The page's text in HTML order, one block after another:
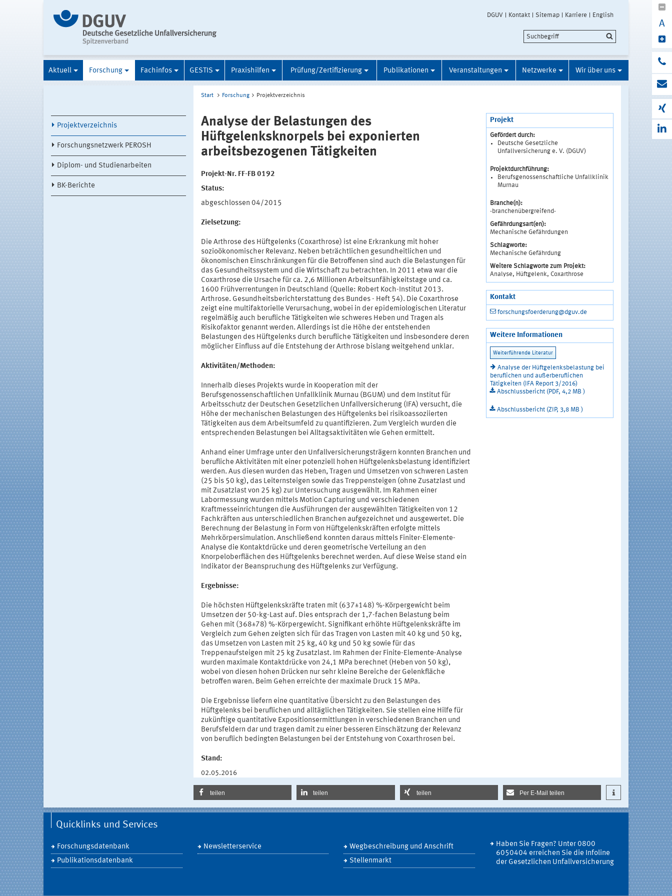
DGUV Kontakt Sitemap Karriere English
A
Aktuell Forschung Fachinfos GESTIS Praxishilfen Prüfung/Zertifizierung Publikationen Veranstaltungen Netzwerke Wir über uns
Projektverzeichnis
Forschungsnetzwerk PEROSH
Diplom- und Studienarbeiten
BK-Berichte
Start Forschung Projektverzeichnis
Analyse der Belastungen des
Hüftgelenksknorpels bei exponierten
arbeitsbezogenen Tätigkeiten
Projekt-Nr. FF-FB 0192
Status:
abgeschlossen 04/2015
Zielsetzung:
Die Arthrose des Hüftgelenks (Coxarthrose) ist eine Erkrankung mit hoher
sozioökonomischer Relevanz. Neben beträchtlichen gesundheitlichen und
ökonomischen Einschränkungen für die Betroffenen sind auch die Belastungen für
das Gesundheitssystem und die Wirtschaft zu betrachten. In 2011 etwa war die
Coxarthrose die Ursache für ca. 2,6 Millionen Arbeitsunfähigkeitstage und ca.
1600 Frühverrentungen in Deutschland (Quelle: Robert Koch-Institut 2013.
Arthrose. Gesundheitsberichterstattung des Bundes - Heft 54). Die Coxarthrose
zeigt eine multifaktorielle Verursachung, wobei in der epidemiologischen Literatur
regelmäßig auch berufliche Tätigkeiten wie schweres Heben und Tragen als
Risikofaktor genannt werden. Allerdings ist die Höhe der entstehenden
Belastungen des Hüftgelenks durch berufliche Tätigkeiten und insbesondere deren
möglicher Einfluss auf die Entstehung der Arthrose bislang weitgehend unklar.
Aktivitäten/Methoden:
Innerhalb dieses Projekts wurde in Kooperation mit der
Berufsgenossenschaftlichen Unfallklinik Murnau (BGUM) und dem Institut für
Arbeitsschutz der Deutschen Gesetzlichen Unfallversicherung (IFA) versucht, die
Höhe der mechanischen Belastungen des Hüftgelenks bei risikoassoziierten
Tätigkeiten aus dem Arbeitsumfeld zu quantifizieren. Zum Vergleich wurden die
entsprechenden Belastungen bei Alltagsaktivitäten wie Gehen ermittelt.
Anhand einer Umfrage unter den Unfallversicherungsträgern konnten Branchen und
berufliche Aktivitäten mit einer potenziell hohen Hüftgelenksbelastung identifiziert
werden. Aus diesen wurden das Heben, Tragen und Umsetzen von schweren Lasten
(25 bis 50 kg), das Leiternsteigen sowie das Treppensteigen (ohne Zusatzlast und
mit Zusatzlast von 25 kg) zur Untersuchung ausgewählt. Im Rahmen einer
Labormessung wurden mittels Motion Capturing und verschiedenen
Kraftmesseinrichtungen die Ausführungen der ausgewählten Tätigkeiten von 12
Fachkräften aus unterschiedlichen Branchen aufgezeichnet und ausgewertet. Die
Berechnung der Belastung in Form von Hüftgelenkskräften erfolgte mittels
Mehrkörpersimulation. Anschließend konnten daraus mittels Finiter-Elemente-
Analyse die Kontaktdrücke und deren geometrische Verteilung an den
Knorpeloberflächen des Hüftgelenks berechnet werden. Auf diese Weise stand ein
Indikator der Beanspruchung des Hüftgelenks zur Verfügung.
Ergebnisse:
Die höchsten Hüftgelenkskräfte traten mit (637±148) %-Körpergewicht beim
Umsetzen der 50-kg-Last auf. Dies entsprach der 1,7-fachen Belastung beim
Gehen mit (368±78) %-Körpergewicht. Signifikant erhöhte Hüftgelenkskräfte im
Vergleich zum Gehen zeigten sich für das Tragen von Lasten mit 40 kg und 50 kg,
das Umsetzen von Lasten mit 25 kg, 40 kg und 50 kg sowie für das
Treppenaufsteigen mit 25 kg Zusatzlast. Im Rahmen der Finite-Elemente-Analyse
wurden maximale Kontaktdrücke von 24,1 MPa berechnet (Heben von 50 kg),
wobei von diesen hohen Drücken nur sehr kleine Bereiche der Gelenkfläche
betroffen waren. Beim Gehen erreichte der maximale Druck 15 MPa.
Die Ergebnisse liefern eine quantitative Übersicht zu den Belastungen des
Hüftgelenks bei beruflichen und alltäglichen Tätigkeiten. Sie stellen eine Hilfe für
zukünftige quantitative Expositionsermittlungen in verschiedenen Branchen und
Berufsfeldern dar und tragen damit zu einer besseren Einschätzung der Relevanz
von beruflich bedingten Belastungen bei der Entstehung von Coxarthrosen bei.
Stand:
02.05.2016
Projekt
Gefördert durch:
Deutsche Gesetzliche
Unfallversicherung e. V. (DGUV)
Projektdurchführung:
Berufsgenossenschaftliche Unfallklinik
Murnau
Branche(n):
-branchenübergreifend-
Gefährdungsart(en):
Mechanische Gefährdungen
Schlagworte:
Mechanische Gefährdung
Weitere Schlagworte zum Projekt:
Analyse, Hüftgelenk, Coxarthrose
Kontakt
forschungsfoerderung@dguv.de
Weitere Informationen
Analyse der Hüftgelenksbelastung bei
beruflichen und außerberuflichen
Tätigkeiten (IFA Report 3/2016)
Abschlussbericht (PDF, 4,2 MB )
Abschlussbericht (ZIP, 3,8 MB )
teilen teilen teilen Per E-Mail teilen
Quicklinks und Services
Forschungsdatenbank
Publikationsdatenbank
Newsletterservice
Wegbeschreibung und Anschrift
Stellenmarkt
Haben Sie Fragen? Unter 0800
6050404 erreichen Sie die Infoline
der Gesetzlichen Unfallversicherung